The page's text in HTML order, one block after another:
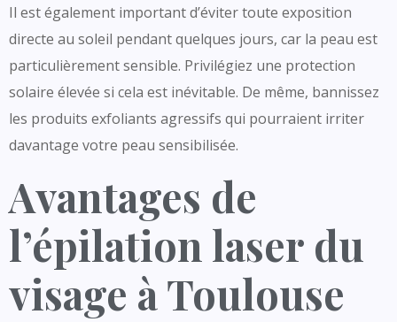
Il est également important d’éviter toute exposition
directe au soleil pendant quelques jours, car la peau est
particulièrement sensible. Privilégiez une protection
solaire élevée si cela est inévitable. De même, bannissez
les produits exfoliants agressifs qui pourraient irriter
davantage votre peau sensibilisée.
Avantages de
l’épilation laser du
visage à Toulouse